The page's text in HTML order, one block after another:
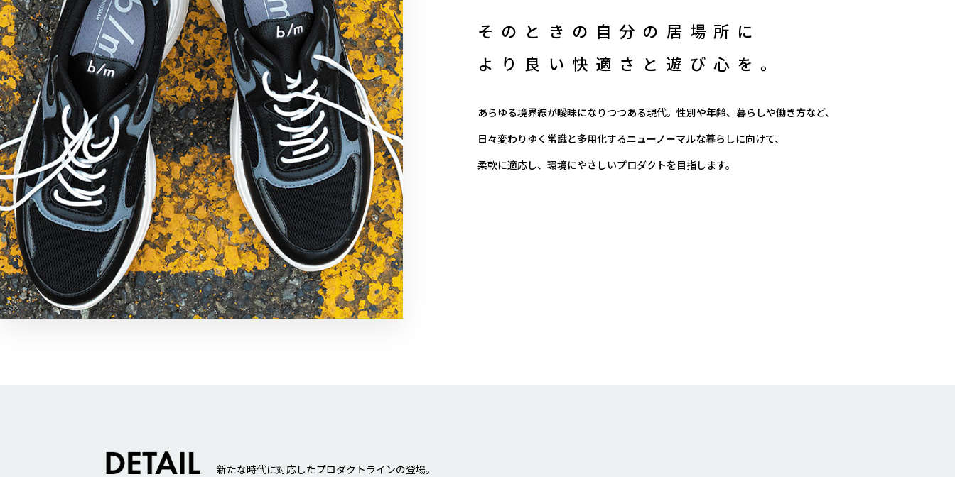
そのときの自分の居場所に
より良い快適さと遊び心を。
あらゆる境界線が曖昧になりつつある現代。 性別や年齢、暮らしや働き方など、
日々変わりゆく常識と多用化するニューノーマルな暮らしに向けて、
柔軟に適応し、環境にやさしいプロダクトを目指します。
新たな時代に対応したプロダクトラインの登場。